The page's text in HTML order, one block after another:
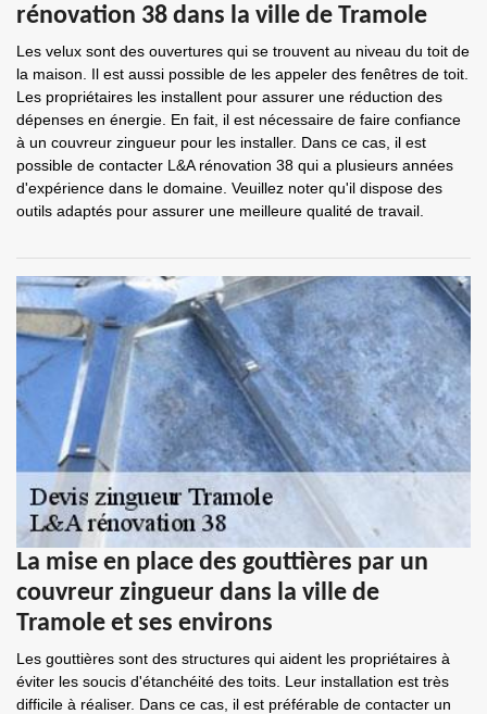
rénovation 38 dans la ville de Tramole
Les velux sont des ouvertures qui se trouvent au niveau du toit de
la maison. Il est aussi possible de les appeler des fenêtres de toit.
Les propriétaires les installent pour assurer une réduction des
dépenses en énergie. En fait, il est nécessaire de faire confiance
à un couvreur zingueur pour les installer. Dans ce cas, il est
possible de contacter L&A rénovation 38 qui a plusieurs années
d'expérience dans le domaine. Veuillez noter qu'il dispose des
outils adaptés pour assurer une meilleure qualité de travail.
La mise en place des gouttières par un
couvreur zingueur dans la ville de
Tramole et ses environs
Les gouttières sont des structures qui aident les propriétaires à
éviter les soucis d'étanchéité des toits. Leur installation est très
difficile à réaliser. Dans ce cas, il est préférable de contacter un